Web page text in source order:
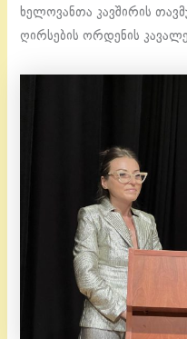
ხელოვანთა კავშირის
ღირსების ორდენის